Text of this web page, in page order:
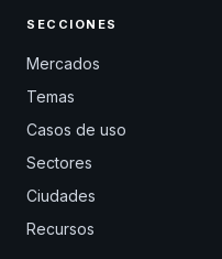
SECCIONES
Mercados
Temas
Casos de uso
Sectores
Ciudades
Recursos